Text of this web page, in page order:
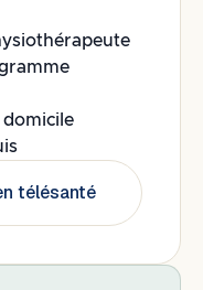
domicile
télésanté